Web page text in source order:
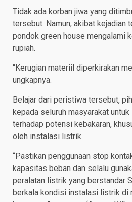
Tidak ada korban jiwa yang
tersebut. Namun, akibat kejadian
pondok green house mengalami
rupiah.
“Kerugian materiil diperkirakan
ungkapnya.
Belajar dari peristiwa tersebut,
kepada seluruh masyarakat
terhadap potensi kebakaran,
oleh instalasi listrik.
“Pastikan penggunaan stop
kapasitas beban dan selalu
peralatan listrik yang berstandar
berkala kondisi instalasi listrik di